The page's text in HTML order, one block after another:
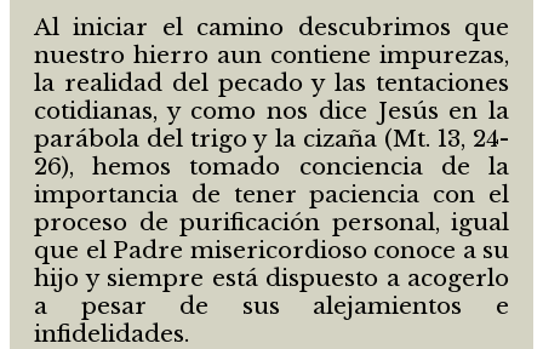
Al iniciar el camino descubrimos que
nuestro hierro aun contiene impurezas,
la realidad del pecado y las tentaciones
cotidianas, y como nos dice Jesús en la
parábola del trigo y la cizaña (Mt. 13, 24-
26), hemos tomado conciencia de la
importancia de tener paciencia con el
proceso de purificación personal, igual
que el Padre misericordioso conoce a su
hijo y siempre está dispuesto a acogerlo
a pesar de sus alejamientos e
infidelidades.